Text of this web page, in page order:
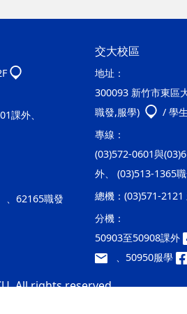
課外、
、62165職發
交大校區
地址：
300093 新竹市東區
職發,服學)
/ 學
專線：
(03)572-0601與
外、 (03)513-1365
總機：(03)571-2121
分機：
50903至50908課外
、50950服學
All rights reserved.